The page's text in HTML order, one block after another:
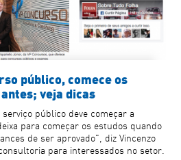
público, comece os
veja dicas
público deve começar a
para começar os estudos quando
de ser aprovado", diz Vincenzo
para interessados no setor.